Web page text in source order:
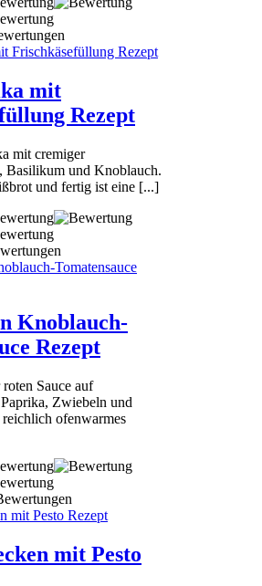
mit
Rezept
mit cremiger
Basilikum und Knoblauch.
und fertig ist eine [...]
Knoblauch-
Rezept
Sauce auf
Zwiebeln und
ofenwarmes
mit Pesto